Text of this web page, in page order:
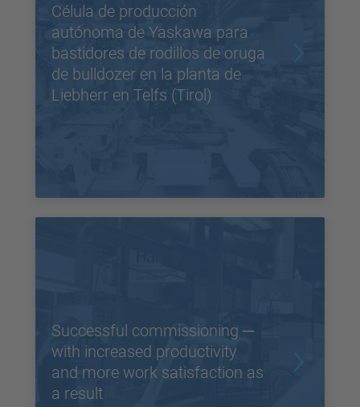
Célula de producción
autónoma de Yaskawa para
bastidores de rodillos de oruga
de bulldozer en la planta de
Liebherr en Telfs (Tirol)
Successful commissioning ─
with increased productivity
and more work satisfaction as
a result